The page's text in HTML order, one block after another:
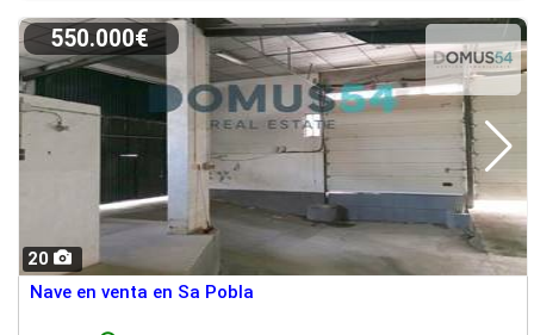
20
550.000€
Nave en venta en Sa Pobla